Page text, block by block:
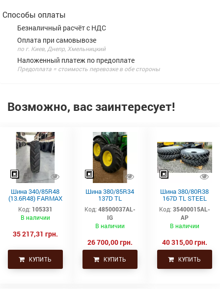
Способы оплаты
Безналичный расчёт с НДС
Оплата при самовывозе
по г. Киев, Днепр, Хмельницкий
Наложенный платеж по предоплате
Предоплата = стоимость перевозке в обе стороны
Возможно, вас заинтересует!
Шина 340/85R48
(13.6R48) FARMAX
RC TL 148D/151A8
CEAT
Код: 105331
В наличии
35 217,31 грн.
КУПИТЬ
Шина 380/85R34
137D TL
AGRISTAR II 85
Alliance
Код: 48500037AL-
IG
В наличии
26 700,00 грн.
КУПИТЬ
Шина 380/80R38
167D TL STEEL
BELTED(S)
STUBBLE GUARD,
VF 354 Alliance
Код: 35400015AL-
AP
В наличии
40 315,00 грн.
КУПИТЬ